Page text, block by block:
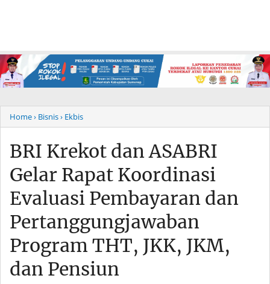
Home› Bisnis› Ekbis
BRI Krekot dan ASABRI
Gelar Rapat Koordinasi
Evaluasi Pembayaran dan
Pertanggungjawaban
Program THT, JKK, JKM,
dan Pensiun